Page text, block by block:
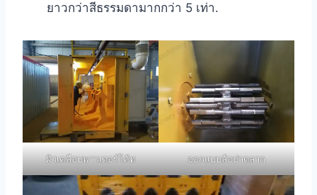
ยาวกว่าสีธรรมดามากกว่า 5 เท่า.
ผิวเคลือบพาวเดอร์โค้ท ออกแบบล้อปาดลาก